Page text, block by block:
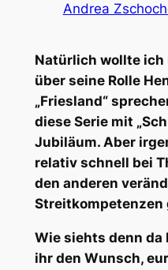
Andrea
Natürlich wollte ich
über seine Rolle
„Friesland“
diese Serie mit
Jubiläum. Aber
relativ schnell bei
den anderen
Streitkompetenzen
Wie siehts denn da
ihr den Wunsch,